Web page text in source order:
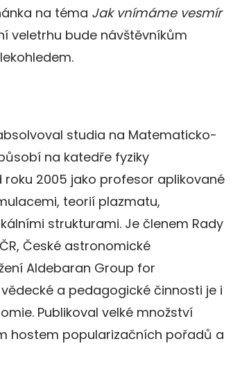
na téma Jak vnímáme vesmír
veletrhu bude návštěvníkům
studia na Matematicko-
na katedře fyziky
roku 2005 jako profesor aplikované
teorií plazmatu,
strukturami. Je členem Rady
České astronomické
Aldebaran Group for
a pedagogické činnosti je i
Publikoval velké množství
hostem popularizačních pořadů a